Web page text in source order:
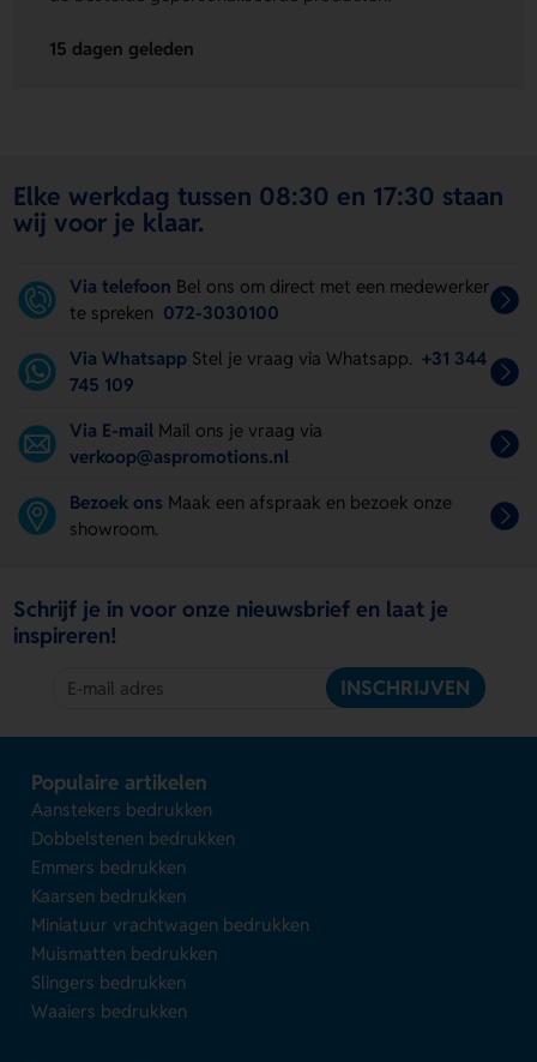
15 dagen geleden
Elke werkdag tussen 08:30 en 17:30 staan
wij voor je klaar.
Via telefoon Bel ons om direct met een medewerker
te spreken 072-3030100
Via Whatsapp Stel je vraag via Whatsapp. +31 344
745 109
Via E-mail Mail ons je vraag via
verkoop@aspromotions.nl
Bezoek ons Maak een afspraak en bezoek onze
showroom.
Schrijf je in voor onze nieuwsbrief en laat je
inspireren!
INSCHRIJVEN
Populaire artikelen
Aanstekers bedrukken
Dobbelstenen bedrukken
Emmers bedrukken
Kaarsen bedrukken
Miniatuur vrachtwagen bedrukken
Muismatten bedrukken
Slingers bedrukken
Waaiers bedrukken